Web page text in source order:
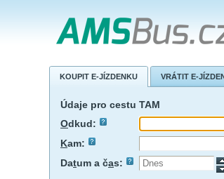
KOUPIT E-JÍZDENKU VRÁTIT E-
Údaje pro cestu TAM
Odkud:
Kam:
Datum a čas: